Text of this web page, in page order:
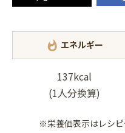
whatshot エネルギー
137kcal
(1人分換算)
※栄養価表示はレシピ